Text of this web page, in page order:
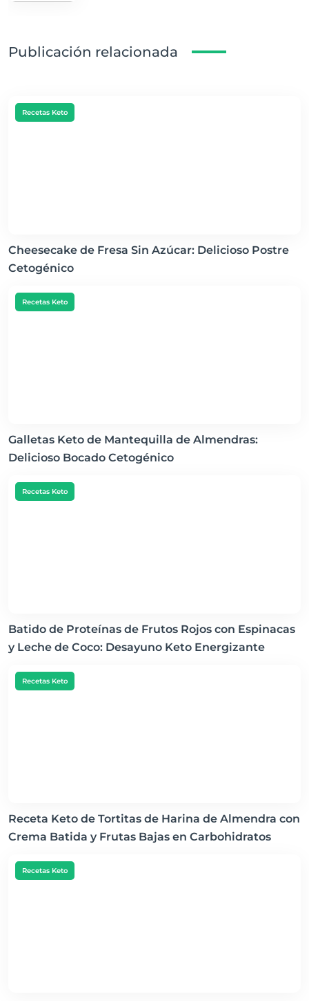
Publicación relacionada
Recetas Keto
Cheesecake de Fresa Sin Azúcar: Delicioso Postre
Cetogénico
Recetas Keto
Galletas Keto de Mantequilla de Almendras:
Delicioso Bocado Cetogénico
Recetas Keto
Batido de Proteínas de Frutos Rojos con Espinacas
y Leche de Coco: Desayuno Keto Energizante
Recetas Keto
Receta Keto de Tortitas de Harina de Almendra con
Crema Batida y Frutas Bajas en Carbohidratos
Recetas Keto